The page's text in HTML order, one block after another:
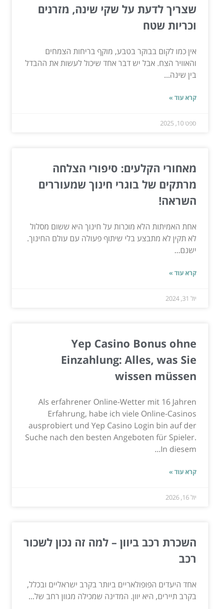
שצריך לדעת על שקי שינה, מזרנים
וכריות שטח
אין כמו לקום בבוקר בטבע, מוקף בריחות הצמחים
והאוויר הצח. אבל יש דבר אחד שיכול לעשות את ההבדל
בין שינה...
קרא עוד »
ספט 10, 2025
מאחורי הקלעים: סיפורי הצלחה
מרתקים של בוגרי חינוך שמעוררים
השראה!
אחת האמיתות הלא מוכרות על חינוך היא ששום מסלול
לא תקין לא מתבצע בלי שיתוף פעולה עם עולם החינוך.
ישנם...
קרא עוד »
יול 31, 2024
Yep Casino Bonus ohne
Einzahlung: Alles, was Sie
wissen müssen
Als erfahrener Online-Wetter mit 16 Jahren
Erfahrung, habe ich viele Online-Casinos
ausprobiert und Yep Casino Login bin auf der
Suche nach den besten Angeboten für Spieler.
In diesem...
קרא עוד »
יול 16, 2026
השכרת רכב ביוון – למה זה נכון לשכור
רכב
אחד היעדים הפופולאריים ביותר בקרב ישראליים ובכלל,
בקרב תיירים, היא יוון. המדינה שמכילה מגוון רחב של...